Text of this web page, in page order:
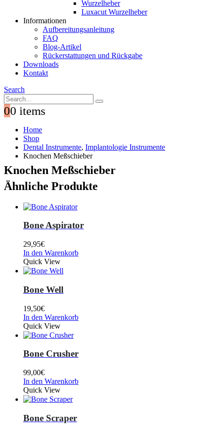
Wurzelheber
Luxacut Wurzelheber
Informationen
Aufbereitungsanleitung
FAQ
Blog-Artikel
Rückerstattungen und Rückgabe
Downloads
Kontakt
Search
00 items
Home
Shop
Dental Instrumente, Implantologie Instrumente
Knochen Meßschieber
Knochen Meßschieber
Ähnliche Produkte
Bone Aspirator
29,95€
In den Warenkorb
Quick View
Bone Well
19,50€
In den Warenkorb
Quick View
Bone Crusher
99,00€
In den Warenkorb
Quick View
Bone Scraper